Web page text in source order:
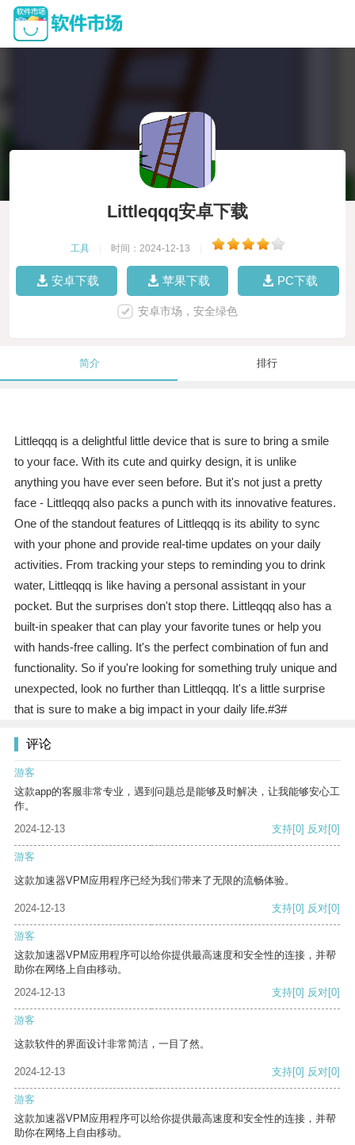
Littleqqq安卓下载
工具 时间：2024-12-13
安卓下载 苹果下载 PC下载
安卓市场，安全绿色
简介 排行
Littleqqq is a delightful little device that is sure to bring a smile
to your face. With its cute and quirky design, it is unlike
anything you have ever seen before. But it's not just a pretty
face - Littleqqq also packs a punch with its innovative features.
One of the standout features of Littleqqq is its ability to sync
with your phone and provide real-time updates on your daily
activities. From tracking your steps to reminding you to drink
water, Littleqqq is like having a personal assistant in your
pocket. But the surprises don't stop there. Littleqqq also has a
built-in speaker that can play your favorite tunes or help you
with hands-free calling. It's the perfect combination of fun and
functionality. So if you're looking for something truly unique and
unexpected, look no further than Littleqqq. It's a little surprise
that is sure to make a big impact in your daily life.#3#
评论
游客
这款app的客服非常专业，遇到问题总是能够及时解决，让我能够安心工
作。
2024-12-13
支持[0] 反对[0]
游客
这款加速器VPM应用程序已经为我们带来了无限的流畅体验。
2024-12-13 支持[0] 反对[0]
游客
这款加速器VPM应用程序可以给你提供最高速度和安全性的连接，并帮
助你在网络上自由移动。
2024-12-13
支持[0] 反对[0]
游客
这款软件的界面设计非常简洁，一目了然。
2024-12-13 支持[0] 反对[0]
游客
这款加速器VPM应用程序可以给你提供最高速度和安全性的连接，并帮
助你在网络上自由移动。